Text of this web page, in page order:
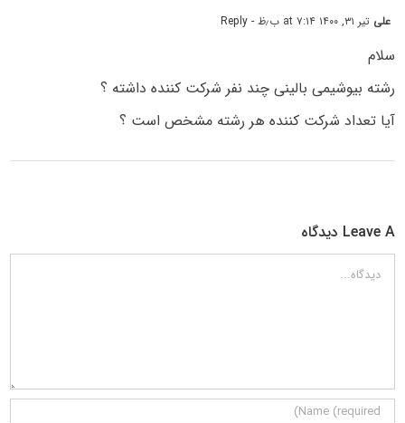
علی تیر ۳۱, ۱۴۰۰ at ۷:۱۴ ب٫ظ - Reply
سلام
رشته بیوشیمی بالینی چند نفر شرکت کننده داشته ؟
آیا تعداد شرکت کننده هر رشته مشخص است ؟
Leave A دیدگاه
دیدگاه